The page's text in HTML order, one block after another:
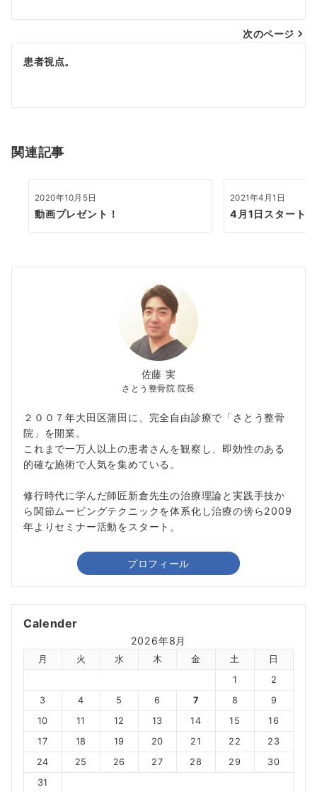
ビ
ゲ
シ
ン
次のページ
患者視点。
関連記事
2020年10月5日
動画プレゼント！
2021年4月1日
4月1日スタート
佐藤 実
さとう整骨院 院長
２００７年大田区蒲田に、完全自由診療で「さとう整骨
院」を開業。
これまで一万人以上の患者さんを観察し、即効性のある
的確な施術で人気を集めている。
修行時代に学んだ師匠新倉先生の治療理論と実践手技か
ら関節ムービングテクニックを体系化し治療の傍ら2009
年よりセミナー活動をスタート。
プロフィール
Calender
2026年8月
月 火 水 木 金 土
日
1
2
3
4 5 6 7 8
9
10
11 12 13 14 15
16
17
18 19 20 21 22
23
24
25 26 27 28 29
30
31